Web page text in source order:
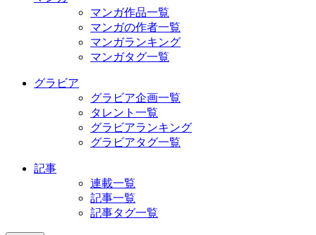
マンガ作品一覧
マンガの作者一覧
マンガランキング
マンガタグ一覧
グラビア
グラビア企画一覧
タレント一覧
グラビアランキング
グラビアタグ一覧
記事
連載一覧
記事一覧
記事タグ一覧